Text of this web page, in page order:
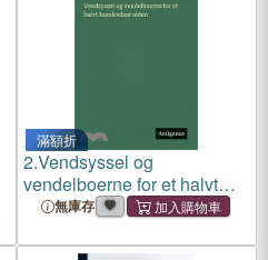
滿額折
2.Vendsyssel og
vendelboerne for et halvt
hundredaar siden
無庫存